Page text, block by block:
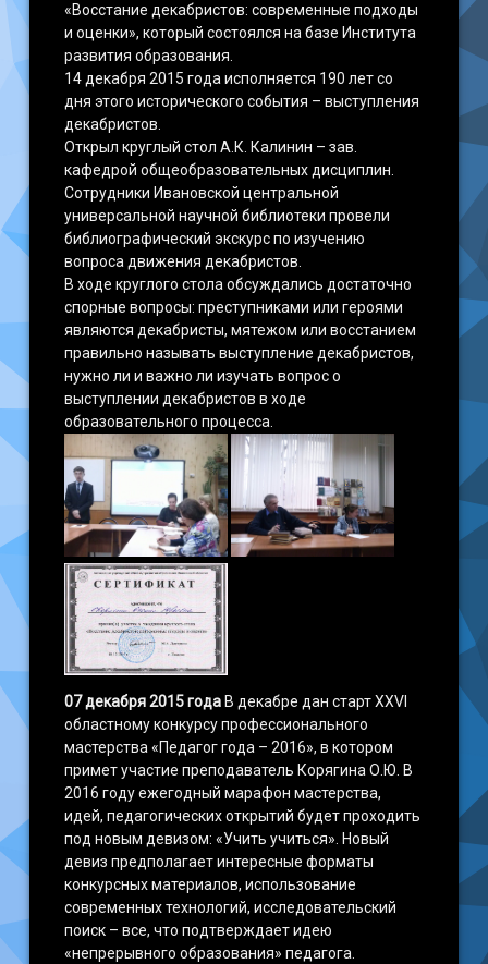
«Восстание декабристов: современные подходы
и оценки», который состоялся на базе Института
развития образования.
14 декабря 2015 года исполняется 190 лет со
дня этого исторического события – выступления
декабристов.
Открыл круглый стол А.К. Калинин – зав.
кафедрой общеобразовательных дисциплин.
Сотрудники Ивановской центральной
универсальной научной библиотеки провели
библиографический экскурс по изучению
вопроса движения декабристов.
В ходе круглого стола обсуждались достаточно
спорные вопросы: преступниками или героями
являются декабристы, мятежом или восстанием
правильно называть выступление декабристов,
нужно ли и важно ли изучать вопрос о
выступлении декабристов в ходе
образовательного процесса.
07 декабря 2015 года В декабре дан старт XXVI
областному конкурсу профессионального
мастерства «Педагог года – 2016», в котором
примет участие преподаватель Корягина О.Ю. В
2016 году ежегодный марафон мастерства,
идей, педагогических открытий будет проходить
под новым девизом: «Учить учиться». Новый
девиз предполагает интересные форматы
конкурсных материалов, использование
современных технологий, исследовательский
поиск – все, что подтверждает идею
«непрерывного образования» педагога.